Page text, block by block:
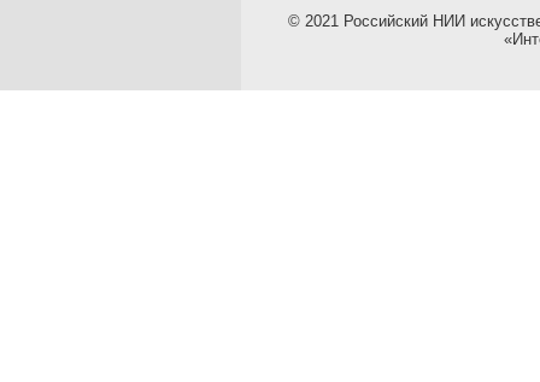
© 2021 Российский НИИ